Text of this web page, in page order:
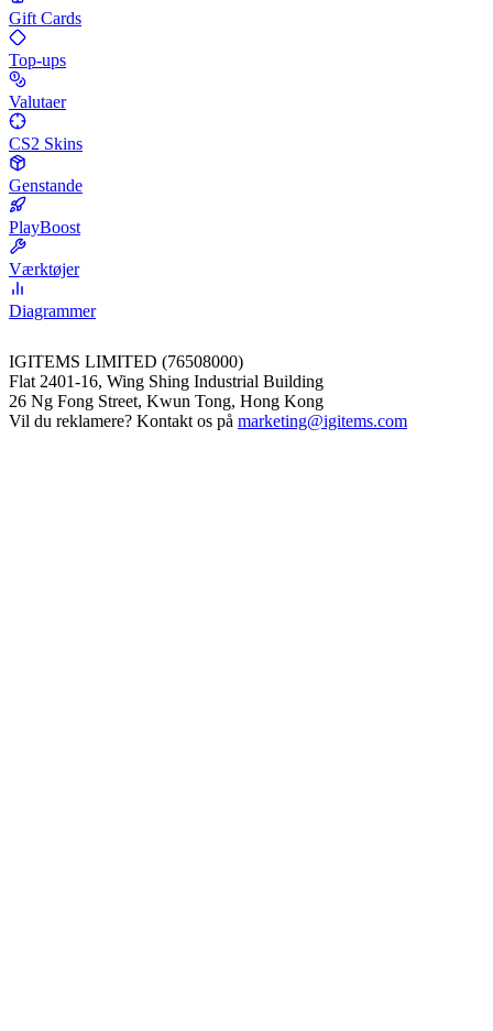
Gift Cards
Top-ups
Valutaer
CS2 Skins
Genstande
PlayBoost
Værktøjer
Diagrammer
IGITEMS LIMITED (76508000)
Flat 2401-16, Wing Shing Industrial Building
26 Ng Fong Street, Kwun Tong, Hong Kong
Vil du reklamere? Kontakt os på marketing@igitems.com